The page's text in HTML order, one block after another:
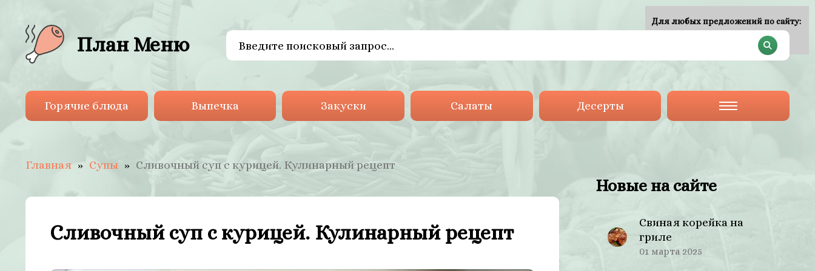
План Меню
Горячие блюда Выпечка Закуски Салаты Десерты
Главная Супы Сливочный суп с курицей. Кулинарный рецепт
Сливочный суп с курицей. Кулинарный рецепт
Новые на сайте
Свиная корейка на
гриле
01 марта 2025
Для любых предложений по сайту: